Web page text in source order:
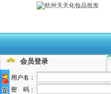
会员登录
用户名：
密 码：